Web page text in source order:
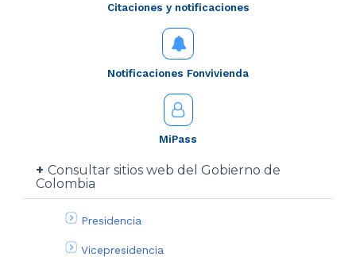
Citaciones y notificaciones
Notificaciones Fonvivienda
MiPass
Consultar sitios web del Gobierno de
Colombia
Presidencia
Vicepresidencia